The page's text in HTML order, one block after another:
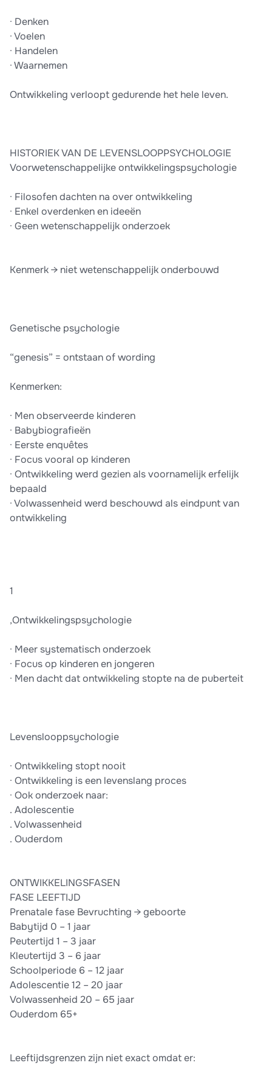
· Denken
· Voelen
· Handelen
· Waarnemen
Ontwikkeling verloopt gedurende het hele leven.
HISTORIEK VAN DE LEVENSLOOPPSYCHOLOGIE
Voorwetenschappelijke ontwikkelingspsychologie
· Filosofen dachten na over ontwikkeling
· Enkel overdenken en ideeën
· Geen wetenschappelijk onderzoek
Kenmerk → niet wetenschappelijk onderbouwd
Genetische psychologie
“genesis” = ontstaan of wording
Kenmerken:
· Men observeerde kinderen
· Babybiografieën
· Eerste enquêtes
· Focus vooral op kinderen
· Ontwikkeling werd gezien als voornamelijk erfelijk
bepaald
· Volwassenheid werd beschouwd als eindpunt van
ontwikkeling
1
,Ontwikkelingspsychologie
· Meer systematisch onderzoek
· Focus op kinderen en jongeren
· Men dacht dat ontwikkeling stopte na de puberteit
Levenslooppsychologie
· Ontwikkeling stopt nooit
· Ontwikkeling is een levenslang proces
· Ook onderzoek naar:
. Adolescentie
. Volwassenheid
. Ouderdom
ONTWIKKELINGSFASEN
FASE LEEFTIJD
Prenatale fase Bevruchting → geboorte
Babytijd 0 – 1 jaar
Peutertijd 1 – 3 jaar
Kleutertijd 3 – 6 jaar
Schoolperiode 6 – 12 jaar
Adolescentie 12 – 20 jaar
Volwassenheid 20 – 65 jaar
Ouderdom 65+
Leeftijdsgrenzen zijn niet exact omdat er: